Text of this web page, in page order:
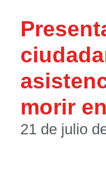
morir
21 de julio